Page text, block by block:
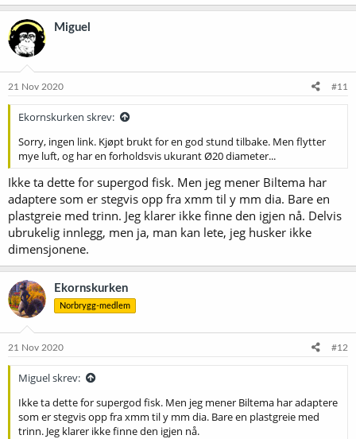
Miguel
21 Nov 2020 #11
Ekornskurken skrev:
Sorry, ingen link. Kjøpt brukt for en god stund tilbake. Men flytter
mye luft, og har en forholdsvis ukurant Ø20 diameter...
Ikke ta dette for supergod fisk. Men jeg mener Biltema har
adaptere som er stegvis opp fra xmm til y mm dia. Bare en
plastgreie med trinn. Jeg klarer ikke finne den igjen nå. Delvis
ubrukelig innlegg, men ja, man kan lete, jeg husker ikke
dimensjonene.
Ekornskurken
Norbrygg-medlem
21 Nov 2020 #12
Miguel skrev:
Ikke ta dette for supergod fisk. Men jeg mener Biltema har adaptere
som er stegvis opp fra xmm til y mm dia. Bare en plastgreie med
trinn. Jeg klarer ikke finne den igjen nå.